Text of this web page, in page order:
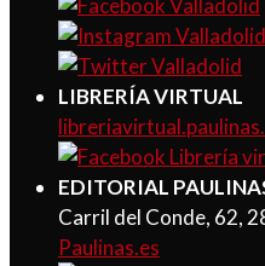
LIBRERÍA VIRTUAL
EDITORIAL
Carril del Conde, 62,
Paulinas.es